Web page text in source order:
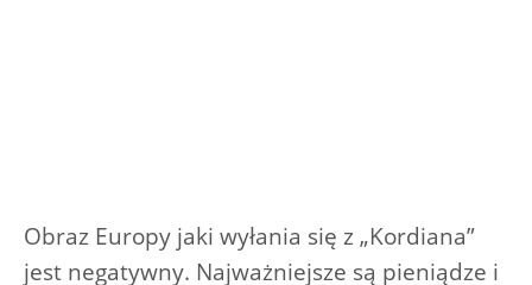
Obraz Europy jaki wyłania się z „Kordiana”
jest negatywny. Najważniejsze są pieniądze i